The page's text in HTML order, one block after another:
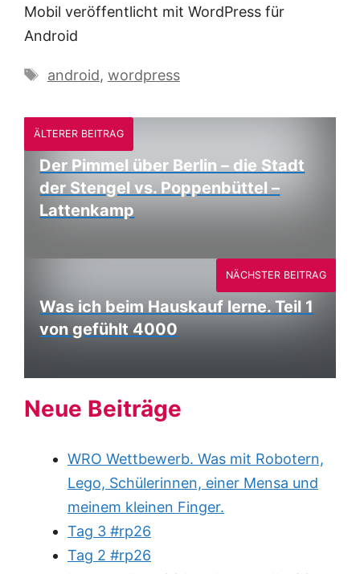
Mobil veröffentlicht mit WordPress für
Android
Schlagwörter
android, wordpress
ÄLTERER BEITRAG
Der Pimmel über Berlin – die Stadt
der Stengel vs. Poppenbüttel –
Lattenkamp
Was ich beim Hauskauf lerne. Teil 1
von gefühlt 4000
NÄCHSTER BEITRAG
Neue Beiträge
WRO Wettbewerb. Was mit Robotern,
Lego, Schülerinnen, einer Mensa und
meinem kleinen Finger.
Tag 3 #rp26
Tag 2 #rp26